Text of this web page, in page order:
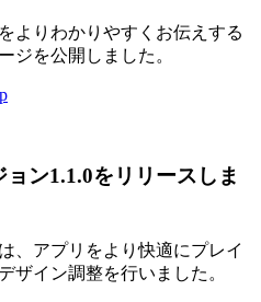
よりわかりやすくお伝えする
ジを公開しました。
ン1.1.0をリリースしま
、アプリをより快適にプレイ
ザイン調整を行いました。